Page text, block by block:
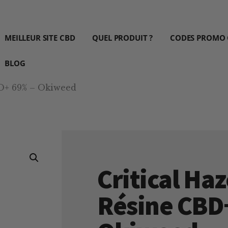
MEILLEUR SITE CBD QUEL PRODUIT ? CODES PROMO
BLOG
69% – Okiweed
Critical
Résine